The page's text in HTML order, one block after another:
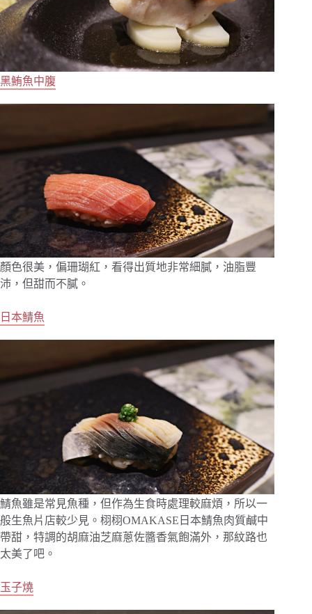
黑鮪魚中腹
顏色很美，偏珊瑚紅，看得出質地非常細膩，油脂豐
沛，但甜而不膩。
日本鯖魚
鯖魚雖是常見魚種，但作為生食時處理較麻煩，所以一
般生魚片店較少見。栩栩OMAKASE日本鯖魚肉質鹹中
帶甜，特調的胡麻油芝麻蔥佐醬香氣飽滿外，那紋路也
太美了吧。
玉子燒